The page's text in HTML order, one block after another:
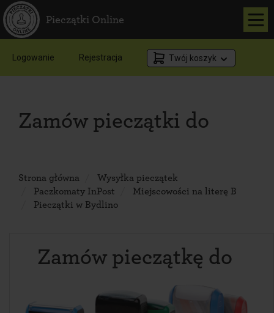
Pieczątki Online
Logowanie Rejestracja Twój koszyk
Zamów pieczątki do
Strona główna
Wysyłka pieczątek
Paczkomaty InPost
Miejscowości na literę B
Pieczątki w Bydlino
Zamów pieczątkę do